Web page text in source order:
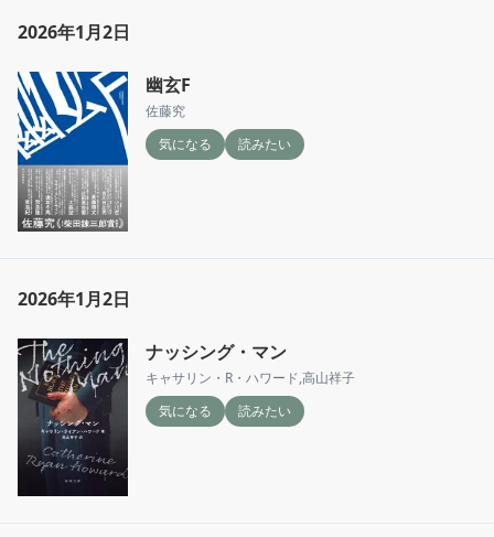
2026年1月2日
幽玄F
佐藤究
気になる
読みたい
2026年1月2日
ナッシング・マン
キャサリン・R・ハワード,高山祥子
気になる
読みたい